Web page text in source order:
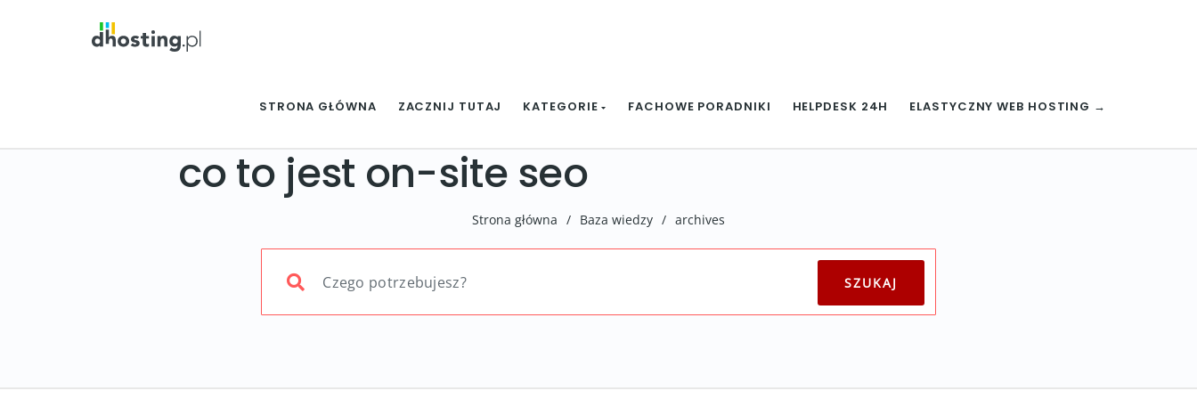
STRONA GŁÓWNA ZACZNIJ TUTAJ KATEGORIE FACHOWE PORADNIKI HELPDESK 24H ELASTYCZNY WEB HOSTING →
co to jest on-site seo
Strona główna / Baza wiedzy / archives